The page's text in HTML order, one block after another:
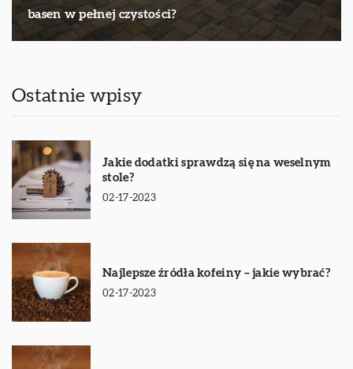
basen w pełnej czystości?
Ostatnie wpisy
Jakie dodatki sprawdzą się na weselnym
stole?
02-17-2023
Najlepsze źródła kofeiny – jakie wybrać?
02-17-2023